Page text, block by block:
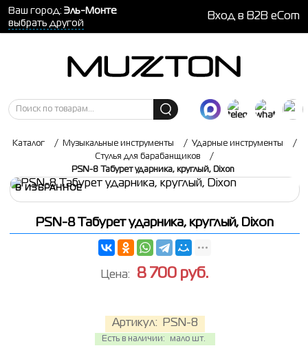
Ваш город: Эль-Монте
выбрать другой
Вход в B2B eCom
Каталог / Музыкальные инструменты / Ударные инструменты
/
Стулья для барабанщиков
/
PSN-8 Табурет ударника, круглый, Dixon
В ИЗБРАННОЕ
PSN-8 Табурет ударника, круглый, Dixon
Артикул: PSN-8
Есть в наличии: мало шт.
Цена: 8 700 руб.